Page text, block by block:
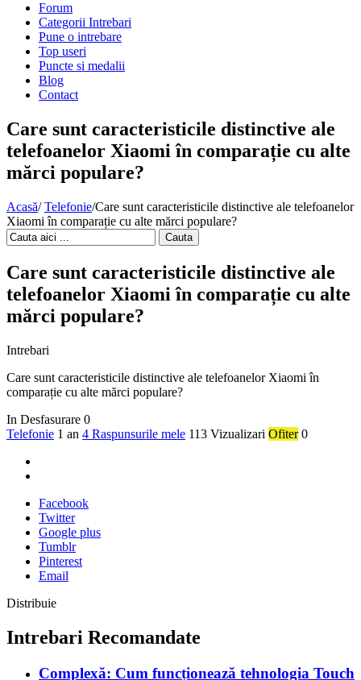
Forum
Categorii Intrebari
Pune o intrebare
Top useri
Puncte si medalii
Blog
Contact
Care sunt caracteristicile distinctive ale
telefoanelor Xiaomi în comparație cu alte
mărci populare?
Acasă/ Telefonie/Care sunt caracteristicile distinctive ale telefoanelor
Xiaomi în comparație cu alte mărci populare?
Cauta
Care sunt caracteristicile distinctive ale
telefoanelor Xiaomi în comparație cu alte
mărci populare?
Intrebari
Care sunt caracteristicile distinctive ale telefoanelor Xiaomi în
comparație cu alte mărci populare?
In Desfasurare 0
Telefonie 1 an 4 Raspunsurile mele 113 Vizualizari Ofiter 0
Facebook
Twitter
Google plus
Tumblr
Pinterest
Email
Distribuie
Intrebari Recomandate
Complexă: Cum funcționează tehnologia Touch